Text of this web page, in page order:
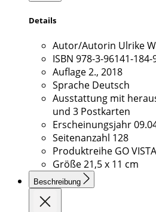
Details
Autor/Autorin Ulrike
ISBN 978-3-96141-184-
Auflage2., 2018
Sprache Deutsch
Ausstattung mit
und 3 Postkarten
Erscheinungsjahr
Seitenanzahl 128
Produktreihe GO VISTA
Größe21,5 x 11 cm
Beschreibung